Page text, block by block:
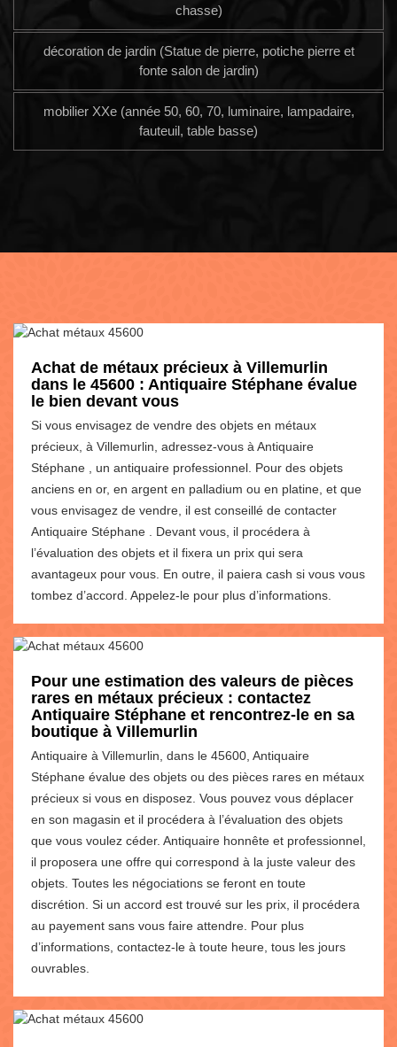
chasse)
décoration de jardin (Statue de pierre, potiche pierre et
fonte salon de jardin)
mobilier XXe (année 50, 60, 70, luminaire, lampadaire,
fauteuil, table basse)
Achat de métaux précieux à Villemurlin
dans le 45600 : Antiquaire Stéphane évalue
le bien devant vous
Si vous envisagez de vendre des objets en métaux
précieux, à Villemurlin, adressez-vous à Antiquaire
Stéphane , un antiquaire professionnel. Pour des objets
anciens en or, en argent en palladium ou en platine, et que
vous envisagez de vendre, il est conseillé de contacter
Antiquaire Stéphane . Devant vous, il procédera à
l’évaluation des objets et il fixera un prix qui sera
avantageux pour vous. En outre, il paiera cash si vous vous
tombez d’accord. Appelez-le pour plus d’informations.
Pour une estimation des valeurs de pièces
rares en métaux précieux : contactez
Antiquaire Stéphane et rencontrez-le en sa
boutique à Villemurlin
Antiquaire à Villemurlin, dans le 45600, Antiquaire
Stéphane évalue des objets ou des pièces rares en métaux
précieux si vous en disposez. Vous pouvez vous déplacer
en son magasin et il procédera à l’évaluation des objets
que vous voulez céder. Antiquaire honnête et professionnel,
il proposera une offre qui correspond à la juste valeur des
objets. Toutes les négociations se feront en toute
discrétion. Si un accord est trouvé sur les prix, il procédera
au payement sans vous faire attendre. Pour plus
d’informations, contactez-le à toute heure, tous les jours
ouvrables.